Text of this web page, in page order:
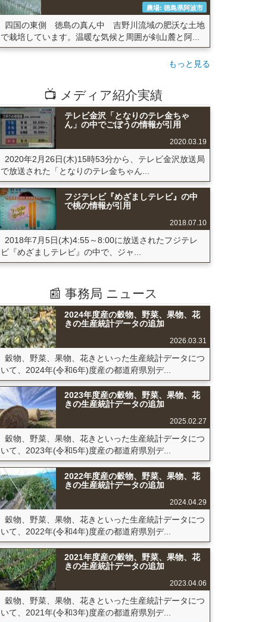
農場: 徳島県阿波市
四国の東側 徳島の真ん中 吉野川流域の肥沃な土地
で栽培しています。温暖な気候と周囲が剣山麓と阿...
もっと見る
📺 メディア紹介実績
テレビ金沢「となりのテレ金ちゃ
ん」の中でごぼうの情報が引用
2020.03.19
2020年2月26日(木)15時53分から、テレビ金沢放送局
で放送された「となりのテレ金ちゃん...
フジテレビ『めざましテレビ』の中
で桃の情報が引用
2018.07.10
2018年7月5日(木)4:55～8:00に放送されたフジテレ
ビ『めざましテレビ』の中で、ジャ...
📰 事務局 ニュース
2024年度産の穀物、野菜、果物、花
きの生産統計データの追加
2026.03.31
穀物、野菜、果物、花きといった生産統計データにつ
いて、2024年(令和6年)度産の都道府県別デ...
2023年度産の穀物、野菜、果物、花
きの生産統計データの追加
2025.02.27
穀物、野菜、果物、花きといった生産統計データにつ
いて、2023年(令和5年)度産の都道府県別デ...
2022年度産の穀物、野菜、果物、花
きの生産統計データの追加
2024.04.29
穀物、野菜、果物、花きといった生産統計データにつ
いて、2022年(令和4年)度産の都道府県別デ...
2021年度産の穀物、野菜、果物、花
きの生産統計データの追加
2023.04.06
穀物、野菜、果物、花きといった生産統計データにつ
いて、2021年(令和3年)度産の都道府県別デ...